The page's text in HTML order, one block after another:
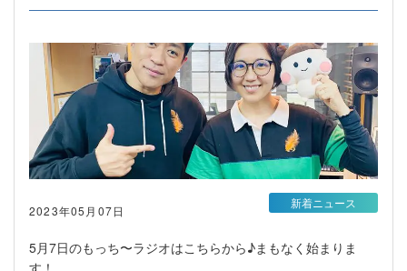
2023年05月07日
5月7日のもっち〜ラジオはこちらから♪まもなく始まりま
す！
新着ニュース